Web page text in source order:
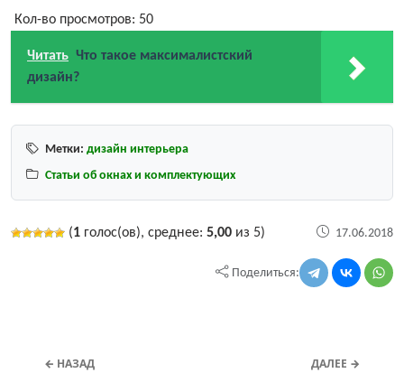
Кол-во просмотров: 50
Читать Что такое максималистский
дизайн?
Метки: дизайн интерьера
Статьи об окнах и комплектующих
(1 голос(ов), среднее: 5,00 из 5) 17.06.2018
Поделиться:
← НАЗАД ДАЛЕЕ →